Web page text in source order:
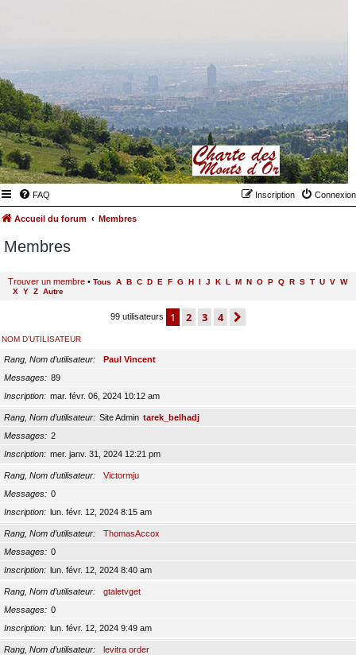
FAQ Connexion
Inscription
Accueil du forum Membres
Membres
Trouver un membre • Tous A B C D E F G H I J K L M N O P Q R S T U V W
X Y Z Autre
99 utilisateurs 1 2 3 4
NOM D’UTILISATEUR
Rang, Nom d’utilisateur
Paul Vincent
Messages
89
Inscription
mar. févr. 06, 2024 10:12 am
Rang, Nom d’utilisateur Site Admin tarek_belhadj
Messages
2
Inscription
mer. janv. 31, 2024 12:21 pm
Rang, Nom d’utilisateur
Victormju
Messages
0
Inscription
lun. févr. 12, 2024 8:15 am
Rang, Nom d’utilisateur
ThomasAccox
Messages
0
Inscription
lun. févr. 12, 2024 8:40 am
Rang, Nom d’utilisateur
gtaletvget
Messages
0
Inscription
lun. févr. 12, 2024 9:49 am
Rang, Nom d’utilisateur
levitra order